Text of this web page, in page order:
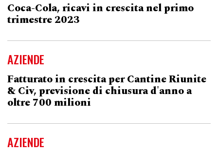
Coca-Cola, ricavi in crescita nel primo
trimestre 2023
AZIENDE
Fatturato in crescita per Cantine Riunite
& Civ, previsione di chiusura d'anno a
oltre 700 milioni
AZIENDE